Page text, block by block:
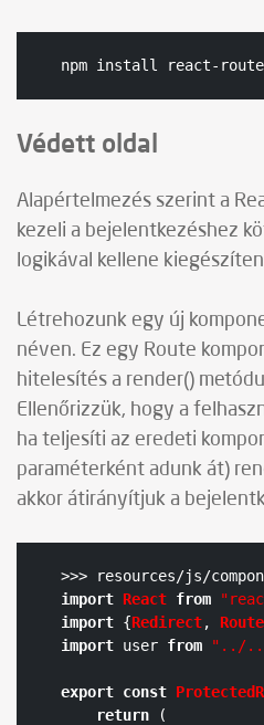
npm install react-
Védett oldal
Alapértelmezés szerint a
kezeli a bejelentkezéshez
logikával kellene
Létrehozunk egy új
néven. Ez egy Route
hitelesítés a render()
Ellenőrizzük, hogy a
ha teljesíti az eredeti
paraméterként adunk át)
akkor átirányítjuk a
>>> resources/js/
import React from
import {Redirect, Route
import user from "../../
export const
return (